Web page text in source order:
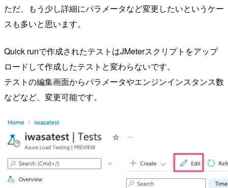
ただ、もう少し詳細にパラメータなど変更したいというケー
スも多いと思います。
Quick runで作成されたテストはJMeterスクリプトをアップ
ロードして作成したテストと変わらないです。
テストの編集画面からパラメータやエンジンインスタンス数
などなど、変更可能です。